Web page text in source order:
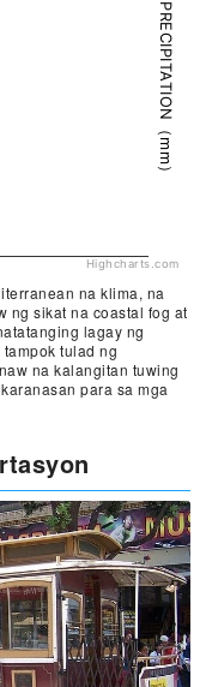
PRECIPITATION（mm）
Highcharts.com
na klima, na
ng sikat na coastal fog at
lagay ng
tulad ng
na kalangitan tuwing
para sa mga